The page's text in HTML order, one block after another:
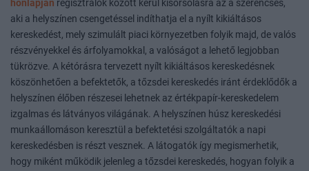
honlapján regisztrálók között kerül kisorsolásra az a szerencsés,
aki a helyszínen csengetéssel indíthatja el a nyílt kikiáltásos
kereskedést, mely szimulált piaci környezetben folyik majd, de valós
részvényekkel és árfolyamokkal, a valóságot a lehető legjobban
tükrözve. A kétórásra tervezett nyílt kikiáltásos kereskedésnek
köszönhetően a befektetők, a tőzsdei kereskedés iránt érdeklődők a
helyszínen élőben részesei lehetnek az értékpapír-kereskedelem
izgalmas és látványos világának. A helyszínen húsz kereskedési
munkaállomáson keresztül a befektetési szolgáltatók a napi
kereskedésben is részt vesznek. A látogatók így megismerhetik,
hogy miként működik jelenleg a tőzsdei kereskedés, hogyan folyik a